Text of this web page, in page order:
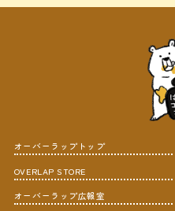
オーバーラップトップ
OVERLAP STORE
オーバーラップ広報室